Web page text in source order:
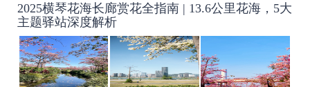
2025横琴花海长廊赏花全指南 | 13.6公里花海，5大
主题驿站深度解析